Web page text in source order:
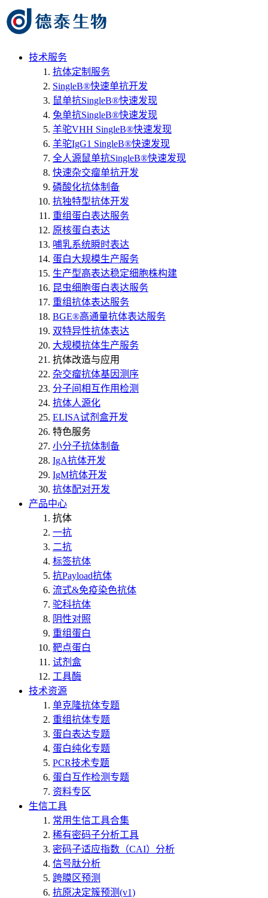
技术服务
抗体定制服务
SingleB®快速单抗开发
鼠单抗SingleB®快速发现
兔单抗SingleB®快速发现
羊驼VHH SingleB®快速发现
羊驼IgG1 SingleB®快速发现
全人源鼠单抗SingleB®快速发现
快速杂交瘤单抗开发
磷酸化抗体制备
抗独特型抗体开发
重组蛋白表达服务
原核蛋白表达
哺乳系统瞬时表达
蛋白大规模生产服务
生产型高表达稳定细胞株构建
昆虫细胞蛋白表达服务
重组抗体表达服务
BGE®高通量抗体表达服务
双特异性抗体表达
大规模抗体生产服务
抗体改造与应用
杂交瘤抗体基因测序
分子间相互作用检测
抗体人源化
ELISA试剂盒开发
特色服务
小分子抗体制备
IgA抗体开发
IgM抗体开发
抗体配对开发
产品中心
抗体
一抗
二抗
标签抗体
抗Payload抗体
流式&免疫染色抗体
驼科抗体
阴性对照
重组蛋白
靶点蛋白
试剂盒
工具酶
技术资源
单克隆抗体专题
重组抗体专题
蛋白表达专题
蛋白纯化专题
PCR技术专题
蛋白互作检测专题
资料专区
生信工具
常用生信工具合集
稀有密码子分析工具
密码子适应指数（CAI）分析
信号肽分析
跨膜区预测
抗原决定簇预测(v1)